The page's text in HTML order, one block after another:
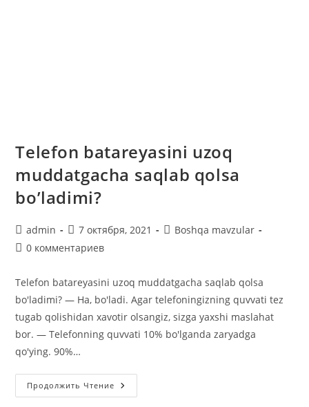
Telefon batareyasini uzoq
muddatgacha saqlab qolsa
bo’ladimi?
Автор
записи:
admin
Запись
опубликована:
7 октября, 2021
Рубрика
Boshqa mavzular
Комментарии
записи:
0 комментариев
Telefon batareyasini uzoq muddatgacha saqlab qolsa
bo'ladimi? — Ha, bo'ladi. Agar telefoningizning quvvati tez
tugab qolishidan xavotir olsangiz, sizga yaxshi maslahat
bor. — Telefonning quvvati 10% bo'lganda zaryadga
qo'ying. 90%…
Продолжить Чтение Telefon
Batareyasini